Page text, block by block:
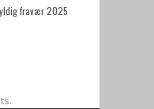
fravær 2025